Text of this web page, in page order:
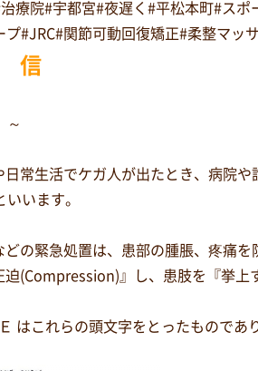
療院#宇都宮#夜遅く#平松本町#ス
プ#JRC#関節可動回復矯正#柔整マッ
信
～
日常生活でケガ人が出たとき、病院
いいます。
どの緊急処置は、患部の腫脹、疼痛
迫(Compression)』し、患肢を『挙上
はこれらの頭文字をとったものであ